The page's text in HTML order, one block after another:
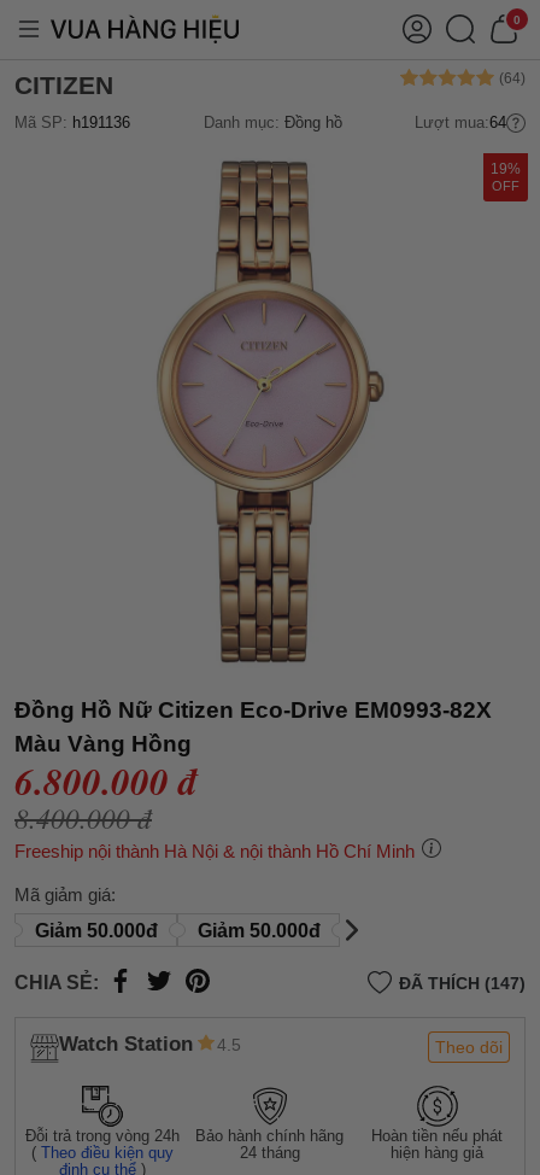
0
CITIZEN
Mã SP: h191136 Danh mục: Đồng hồ Lượt mua:64
19%
OFF
Đồng Hồ Nữ Citizen Eco-Drive EM0993-82X
Màu Vàng Hồng
6.800.000 đ
8.400.000 đ
Freeship nội thành Hà Nội & nội thành Hồ Chí Minh
Mã giảm giá:
Giảm 50.000đ
Giảm 50.000đ
CHIA SẺ: ĐÃ THÍCH (147)
Watch Station 4.5 Theo dõi
Đỗi trả trong vòng 24h
(Theo điều kiện quy
định cụ thể )
Bảo hành chính hãng
24 tháng
Hoàn tiền nếu phát
hiện hàng giả